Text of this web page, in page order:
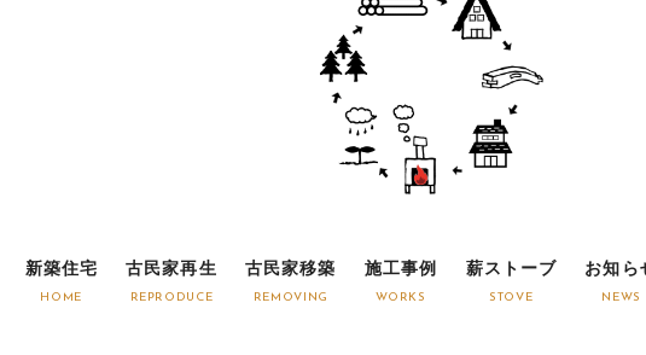
新築住宅
HOME
古民家再生
REPRODUCE
古民家移築
REMOVING
施工事例
WORKS
薪ストーブ
STOVE
お知ら
NEWS